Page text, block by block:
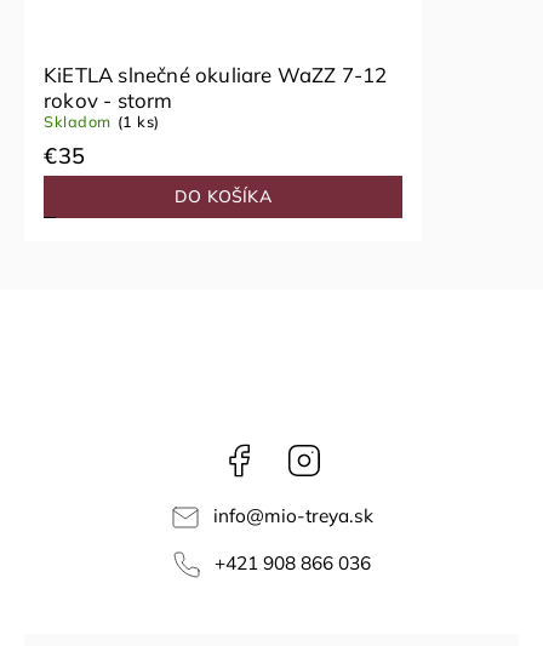
KiETLA slnečné okuliare WaZZ 7-12
rokov - storm
Skladom (1 ks)
€35
DO KOŠÍKA
Facebook
info@mio-treya.sk
+421 908 866 036